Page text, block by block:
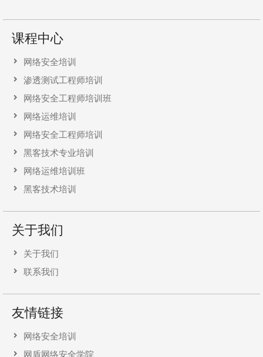
课程中心
网络安全培训
渗透测试工程师培训
网络安全工程师培训班
网络运维培训
网络安全工程师培训
黑客技术专业培训
网络运维培训班
黑客技术培训
关于我们
关于我们
联系我们
友情链接
网络安全培训
网盾网络安全学院